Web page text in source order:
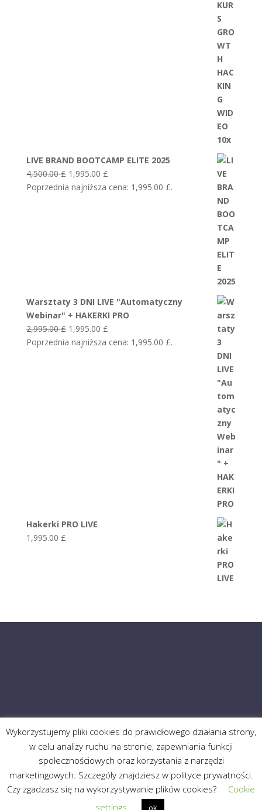
LIVE BRAND BOOTCAMP ELITE 2025
4,500.00£ Pierwotna
cena
1,995.00 £Aktualna
cena
Poprzednia najniższa cena: 1,995.00 £.
Warsztaty 3 DNI LIVE "Automatyczny
Webinar" + HAKERKI PRO
2,995.00£ Pierwotna
cena
1,995.00 £Aktualna
cena
Poprzednia najniższa cena: 1,995.00 £.
Hakerki PRO LIVE
1,995.00 £
Made by Hakerki Sukcesu// © Copyright 2019
Wykorzystujemy pliki cookies do prawidłowego działania strony,
w celu analizy ruchu na stronie, zapewniania funkcji
społecznościowych oraz korzystania z narzędzi
marketingowych. Szczegóły znajdziesz w polityce prywatności.
Czy zgadzasz się na wykorzystywanie plików cookies?
Cookie
settings
ok